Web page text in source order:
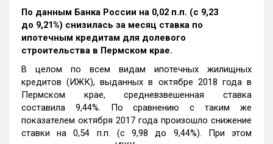
По данным Банка России на 0,02 п.п. (с 9,23
до 9,21%) снизилась за месяц ставка по
ипотечным кредитам для долевого
строительства в Пермском крае.
В целом по всем видам ипотечных жилищных
кредитов (ИЖК), выданных в октябре 2018 года в
Пермском крае, средневзвешенная ставка
составила 9,44%. По сравнению с таким же
показателем октября 2017 года произошло снижение
ставки на 0,54 п.п. (с 9,98 до 9,44%). При этом